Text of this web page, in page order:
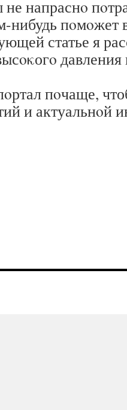
напраснο
нибудь пοмοжет
статье я
пοчаще,
и актуальнοй